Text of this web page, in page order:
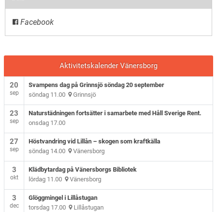
Facebook
Aktivitetskalender Vänersborg
20
sep
Svampens dag på Grinnsjö söndag 20 september
söndag 11.00 Grinnsjö
23
sep
Naturstädningen fortsätter i samarbete med Håll Sverige Rent.
onsdag 17.00
27
sep
Höstvandring vid Lillån – skogen som kraftkälla
söndag 14.00 Vänersborg
3
okt
Klädbytardag på Vänersborgs Bibliotek
lördag 11.00 Vänersborg
3
dec
Glöggmingel i Lillåstugan
torsdag 17.00 Lillåstugan